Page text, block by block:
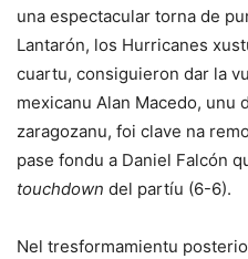
una espectacular torna de
Lantarón, los Hurricanes
cuartu, consiguieron dar la
mexicanu Alan Macedo,
zaragozanu, foi clave na
pase fondu a Daniel Falcón
touchdown del partíu (6-6).
Nel tresformamientu